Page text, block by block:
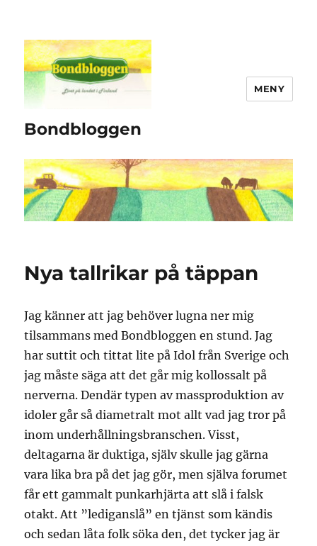
Bondbloggen
MENY
Nya tallrikar på täppan
Jag känner att jag behöver lugna ner mig
tilsammans med Bondbloggen en stund. Jag
har suttit och tittat lite på Idol från Sverige och
jag måste säga att det går mig kollossalt på
nerverna. Dendär typen av massproduktion av
idoler går så diametralt mot allt vad jag tror på
inom underhållningsbranschen. Visst,
deltagarna är duktiga, själv skulle jag gärna
vara lika bra på det jag gör, men själva forumet
får ett gammalt punkarhjärta att slå i falsk
otakt. Att ”lediganslå” en tjänst som kändis
och sedan låta folk söka den, det tycker jag är